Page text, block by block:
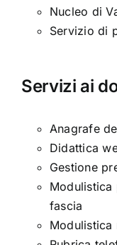
Nucleo di
Servizio di
Servizi ai
Anagrafe
Didattica
Gestione
Modulistica
fascia
Modulistica